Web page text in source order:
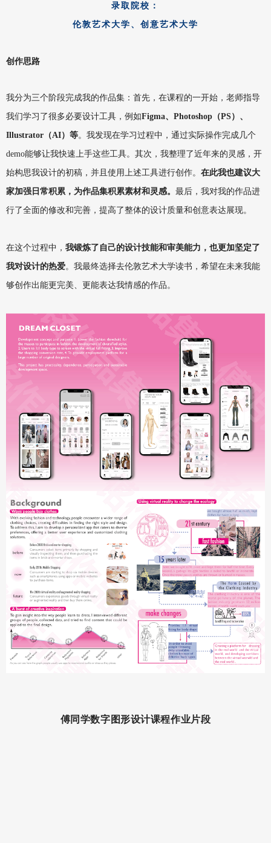
录取院校：
伦敦艺术大学、创意艺术大学
创作思路
我分为三个阶段完成我的作品集：首先，在课程的一开始，老师指导
我们学习了很多必要设计工具，例如Figma、Photoshop（PS）、
Illustrator（AI）等。我发现在学习过程中，通过实际操作完成几个
demo能够让我快速上手这些工具。其次，我整理了近年来的灵感，开
始构思我设计的初稿，并且使用上述工具进行创作。 在此我也建议大
家加强日常积累，为作品集积累素材和灵感。 最后，我对我的作品进
行了全面的修改和完善，提高了整体的设计质量和创意表达展现。
在这个过程中， 我锻炼了自己的设计技能和审美能力，也更加坚定了
我对设计的热爱。我最终选择去伦敦艺术大学读书，希望在未来我能
够创作出能更完美、更能表达我情感的作品。
傅同学数字图形设计课程作业片段